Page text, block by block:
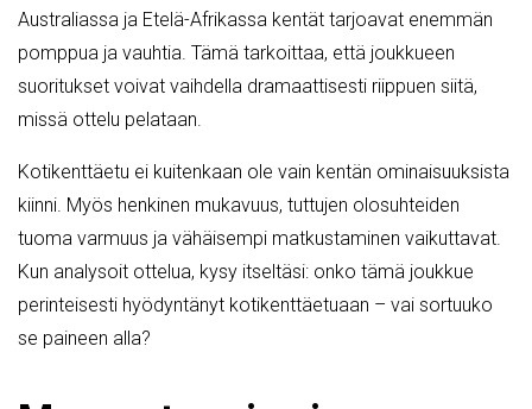
Australiassa ja Etelä-Afrikassa kentät tarjoavat enemmän
pomppua ja vauhtia. Tämä tarkoittaa, että joukkueen
suoritukset voivat vaihdella dramaattisesti riippuen siitä,
missä ottelu pelataan.
Kotikenttäetu ei kuitenkaan ole vain kentän ominaisuuksista
kiinni. Myös henkinen mukavuus, tuttujen olosuhteiden
tuoma varmuus ja vähäisempi matkustaminen vaikuttavat.
Kun analysoit ottelua, kysy itseltäsi: onko tämä joukkue
perinteisesti hyödyntänyt kotikenttäetuaan – vai sortuuko
se paineen alla?